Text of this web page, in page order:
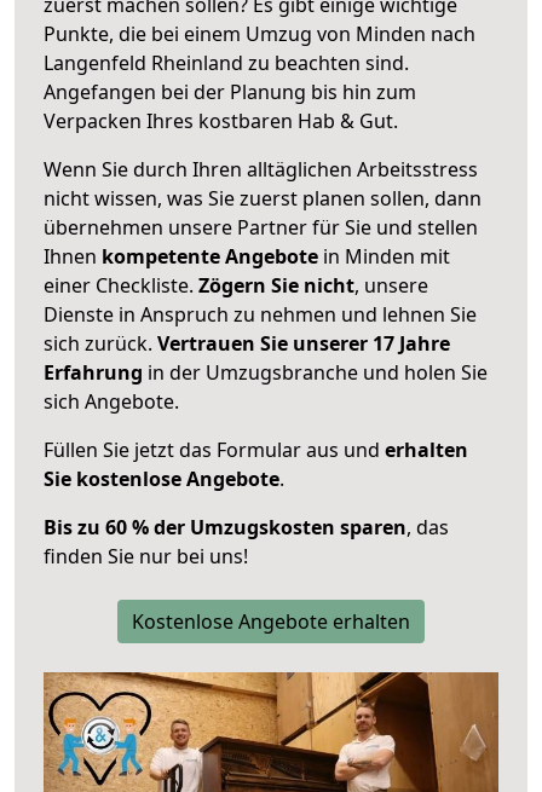
Punkte, die bei einem Umzug von Minden nach
Langenfeld Rheinland zu beachten sind.
Angefangen bei der Planung bis hin zum
Verpacken Ihres kostbaren Hab & Gut.
Wenn Sie durch Ihren alltäglichen Arbeitsstress
nicht wissen, was Sie zuerst planen sollen, dann
übernehmen unsere Partner für Sie und stellen
Ihnen kompetente Angebote in Minden mit
einer Checkliste. Zögern Sie nicht, unsere
Dienste in Anspruch zu nehmen und lehnen Sie
sich zurück. Vertrauen Sie unserer 17 Jahre
Erfahrung in der Umzugsbranche und holen Sie
sich Angebote.
Füllen Sie jetzt das Formular aus und erhalten
Sie kostenlose Angebote.
Bis zu 60 % der Umzugskosten sparen, das
finden Sie nur bei uns!
Kostenlose Angebote erhalten